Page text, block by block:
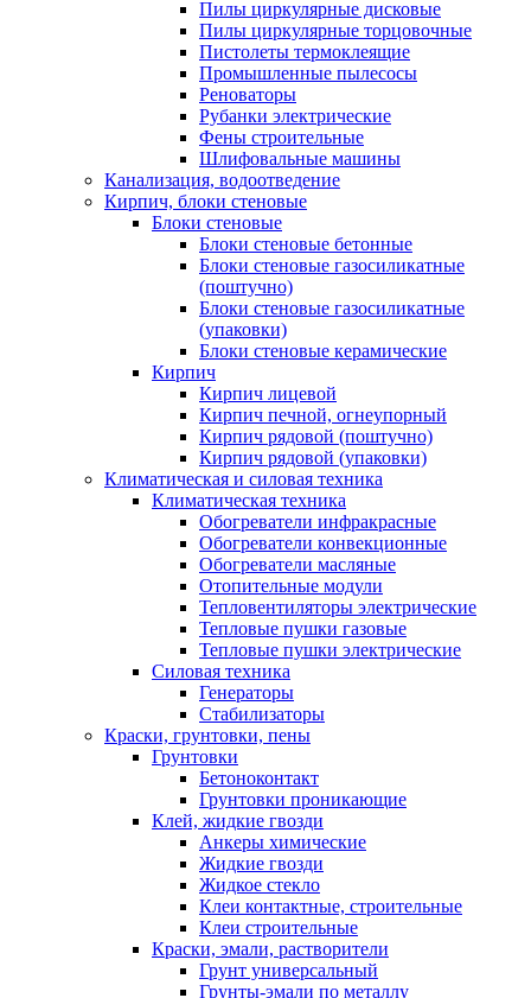
Пилы циркулярные дисковые
Пилы циркулярные торцовочные
Пистолеты термоклеящие
Промышленные пылесосы
Реноваторы
Рубанки электрические
Фены строительные
Шлифовальные машины
Канализация, водоотведение
Кирпич, блоки стеновые
Блоки стеновые
Блоки стеновые бетонные
Блоки стеновые газосиликатные
(поштучно)
Блоки стеновые газосиликатные
(упаковки)
Блоки стеновые керамические
Кирпич
Кирпич лицевой
Кирпич печной, огнеупорный
Кирпич рядовой (поштучно)
Кирпич рядовой (упаковки)
Климатическая и силовая техника
Климатическая техника
Обогреватели инфракрасные
Обогреватели конвекционные
Обогреватели масляные
Отопительные модули
Тепловентиляторы электрические
Тепловые пушки газовые
Тепловые пушки электрические
Силовая техника
Генераторы
Стабилизаторы
Краски, грунтовки, пены
Грунтовки
Бетоноконтакт
Грунтовки проникающие
Клей, жидкие гвозди
Анкеры химические
Жидкие гвозди
Жидкое стекло
Клеи контактные, строительные
Клеи строительные
Краски, эмали, растворители
Грунт универсальный
Грунты-эмали по металлу